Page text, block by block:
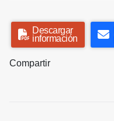
Descargar
información
Compartir